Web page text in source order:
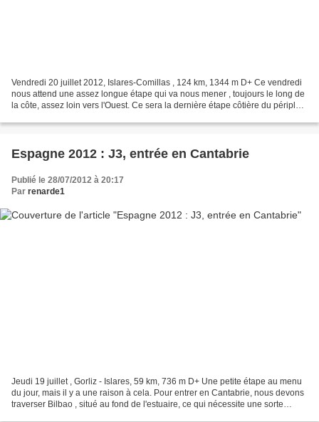
Vendredi 20 juillet 2012, Islares-Comillas , 124 km, 1344 m D+ Ce vendredi
nous attend une assez longue étape qui va nous mener , toujours le long de
la côte, assez loin vers l'Ouest. Ce sera la dernière étape côtière du périple,
Espagne 2012 : J3, entrée en Cantabrie
Publié le 28/07/2012 à 20:17
Par renarde1
Jeudi 19 juillet , Gorliz - Islares, 59 km, 736 m D+ Une petite étape au menu
du jour, mais il y a une raison à cela. Pour entrer en Cantabrie, nous devons
traverser Bilbao , situé au fond de l'estuaire, ce qui nécessite une sorte